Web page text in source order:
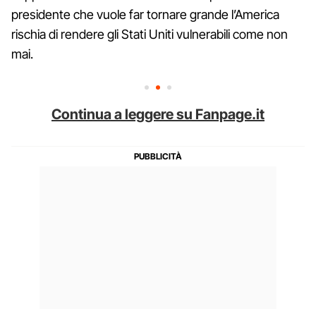
presidente che vuole far tornare grande l’America
rischia di rendere gli Stati Uniti vulnerabili come non
mai.
Continua a leggere su Fanpage.it